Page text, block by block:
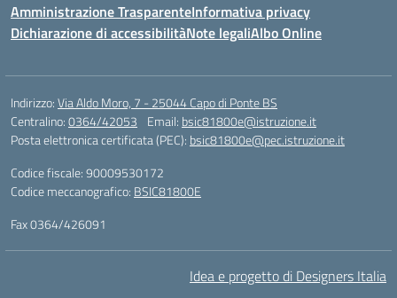
Amministrazione TrasparenteInformativa privacy
Dichiarazione di accessibilitàNote legaliAlbo Online
Indirizzo:Via Aldo Moro, 7 - 25044 Capo di Ponte BS
Centralino:0364/42053 Email: bsic81800e@istruzione.it
Posta elettronica certificata (PEC): bsic81800e@pec.istruzione.it
Codice fiscale: 90009530172
Codice meccanografico: BSIC81800E
Fax 0364/426091
Idea e progetto di Designers Italia